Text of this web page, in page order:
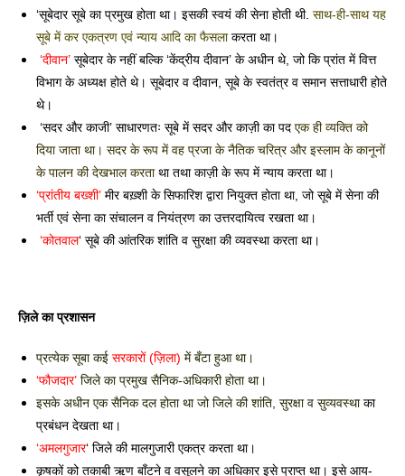
‘सूबेदार सूबे का प्रमुख होता था। इसकी स्वयं की सेना होती थी. साथ-ही-साथ यह
सूबे में कर एकत्रण एवं न्याय आदि का फैसला करता था।
‘दीवान’ सूबेदार के नहीं बल्कि ‘केंद्रीय दीवान’ के अधीन थे, जो कि प्रांत में वित्त
विभाग के अध्यक्ष होते थे। सूबेदार व दीवान, सूबे के स्वतंत्र व समान सत्ताधारी होते
थे।
‘सदर और काजी’ साधारणतः सूबे में सदर और काज़ी का पद एक ही व्यक्ति को
दिया जाता था। सदर के रूप में वह प्रजा के नैतिक चरित्र और इस्लाम के कानूनों
के पालन की देखभाल करता था तथा काज़ी के रूप में न्याय करता था।
‘प्रांतीय बख्शी’ मीर बख़्शी के सिफारिश द्वारा नियुक्त होता था, जो सूबे में सेना की
भर्ती एवं सेना का संचालन व नियंत्रण का उत्तरदायित्व रखता था।
‘कोतवाल‘ सूबे की आंतरिक शांति व सुरक्षा की व्यवस्था करता था।
ज़िले का प्रशासन
प्रत्येक सूबा कई सरकारों (ज़िला) में बँटा हुआ था।
‘फौजदार’ जिले का प्रमुख सैनिक-अधिकारी होता था।
इसके अधीन एक सैनिक दल होता था जो जिले की शांति, सुरक्षा व सुव्यवस्था का
प्रबंधन देखता था।
‘अमलगुजार‘ जिले की मालगुजारी एकत्र करता था।
कृषकों को तकाबी ऋण बाँटने व वसूलने का अधिकार इसे प्राप्त था। इसे आय-